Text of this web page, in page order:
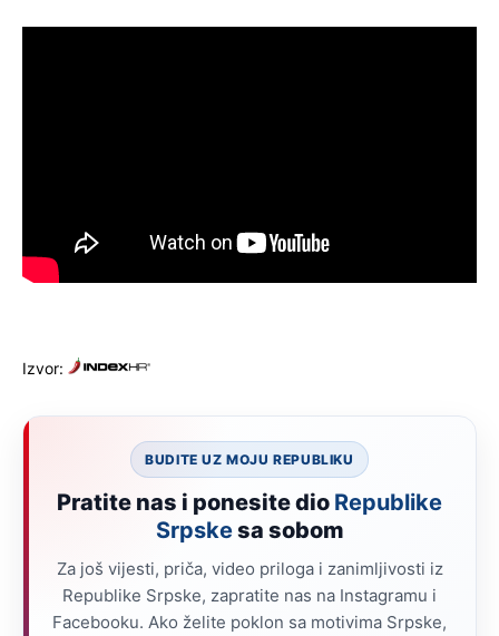
Izvor:
BUDITE UZ MOJU REPUBLIKU
Pratite nas i ponesite dio Republike
Srpskesa sobom
Za još vijesti, priča, video priloga i zanimljivosti iz
Republike Srpske, zapratite nas na Instagramu i
Facebooku. Ako želite poklon sa motivima Srpske,